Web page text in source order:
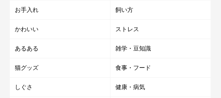
公益社団法人 東京都獣医師会 副会長
文／かきの木のりみ（ライター）
お手入れ 飼い方
かわいい ストレス
あるある 雑学・豆知識
猫グッズ 食事・フード
しぐさ 健康・病気